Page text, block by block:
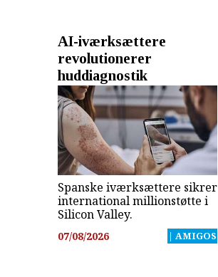
AI-iværksættere
revolutionerer
huddiagnostik
Spanske iværksættere sikrer
international millionstøtte i
Silicon Valley.
07/08/2026 | AMIGOS